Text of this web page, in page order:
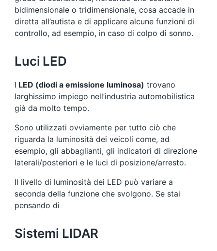
bidimensionale o tridimensionale, cosa accade in
diretta all’autista e di applicare alcune funzioni di
controllo, ad esempio, in caso di colpo di sonno.
Luci LED
I LED (diodi a emissione luminosa) trovano
larghissimo impiego nell’industria automobilistica
già da molto tempo.
Sono utilizzati ovviamente per tutto ciò che
riguarda la luminosità dei veicoli come, ad
esempio, gli abbaglianti, gli indicatori di direzione
laterali/posteriori e le luci di posizione/arresto.
Il livello di luminosità dei LED può variare a
seconda della funzione che svolgono. Se stai
pensando di
Sistemi LIDAR